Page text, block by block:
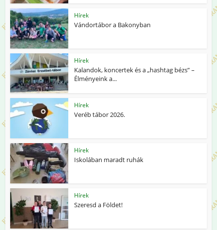
Hírek
Vándortábor a Bakonyban
Hírek
Kalandok, koncertek és a „hashtag bézs” –
Élményeink a...
Hírek
Veréb tábor 2026.
Hírek
Iskolában maradt ruhák
Hírek
Szeresd a Földet!